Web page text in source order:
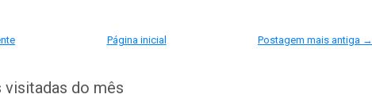
Postagem mais antiga →
Página inicial
visitadas do mês